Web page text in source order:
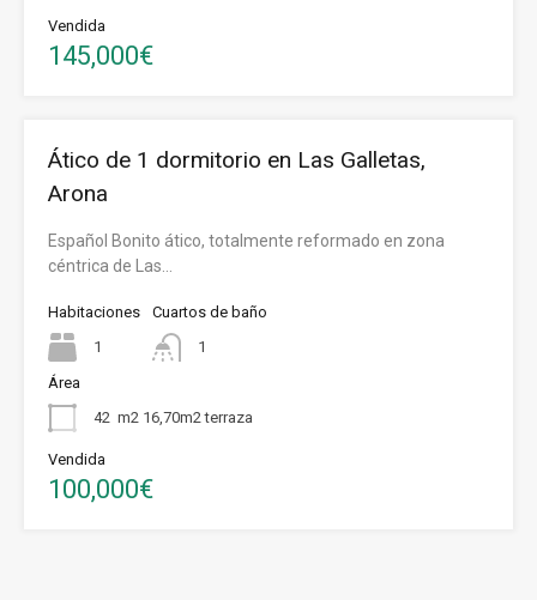
Vendida
145,000€
Ático de 1 dormitorio en Las Galletas,
Arona
Español Bonito ático, totalmente reformado en zona
céntrica de Las…
Habitaciones
1
Cuartos de baño
1
Área
42 m2 16,70m2 terraza
Vendida
100,000€